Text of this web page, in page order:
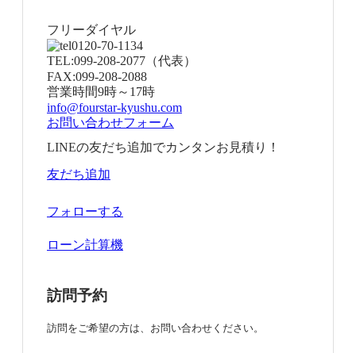
フリーダイヤル
0120-70-1134
TEL:099-208-2077 （代表）
FAX:099-208-2088
営業時間9時～17時
info@fourstar-kyushu.com
お問い合わせフォーム
LINEの友だち追加でカンタンお見積り！
友だち追加
フォローする
ローン計算機
訪問予約
訪問をご希望の方は、お問い合わせください。